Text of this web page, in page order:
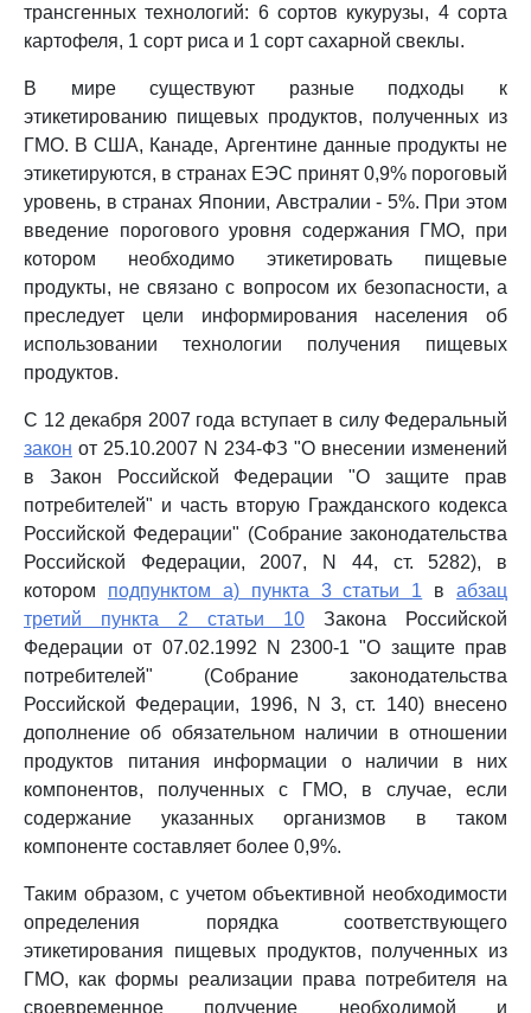
трансгенных технологий: 6 сортов кукурузы, 4 сорта
картофеля, 1 сорт риса и 1 сорт сахарной свеклы.
В мире существуют разные подходы к
этикетированию пищевых продуктов, полученных из
ГМО. В США, Канаде, Аргентине данные продукты не
этикетируются, в странах ЕЭС принят 0,9% пороговый
уровень, в странах Японии, Австралии - 5%. При этом
введение порогового уровня содержания ГМО, при
котором необходимо этикетировать пищевые
продукты, не связано с вопросом их безопасности, а
преследует цели информирования населения об
использовании технологии получения пищевых
продуктов.
С 12 декабря 2007 года вступает в силу Федеральный
закон от 25.10.2007 N 234-ФЗ "О внесении изменений
в Закон Российской Федерации "О защите прав
потребителей" и часть вторую Гражданского кодекса
Российской Федерации" (Собрание законодательства
Российской Федерации, 2007, N 44, ст. 5282), в
котором подпунктом а) пункта 3 статьи 1 в абзац
третий пункта 2 статьи 10 Закона Российской
Федерации от 07.02.1992 N 2300-1 "О защите прав
потребителей" (Собрание законодательства
Российской Федерации, 1996, N 3, ст. 140) внесено
дополнение об обязательном наличии в отношении
продуктов питания информации о наличии в них
компонентов, полученных с ГМО, в случае, если
содержание указанных организмов в таком
компоненте составляет более 0,9%.
Таким образом, с учетом объективной необходимости
определения порядка соответствующего
этикетирования пищевых продуктов, полученных из
ГМО, как формы реализации права потребителя на
своевременное получение необходимой и